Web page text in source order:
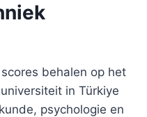
behalen op het
in Türkiye
psychologie en